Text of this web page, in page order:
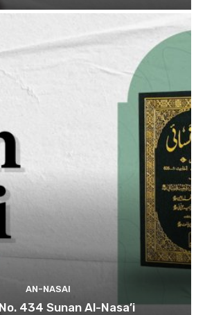
AN-NASAI
434 Sunan Al-Nasa’i